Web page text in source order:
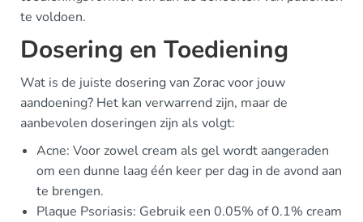
te voldoen.
Dosering en Toediening
Wat is de juiste dosering van Zorac voor jouw
aandoening? Het kan verwarrend zijn, maar de
aanbevolen doseringen zijn als volgt:
Acne: Voor zowel cream als gel wordt aangeraden
om een dunne laag één keer per dag in de avond aan
te brengen.
Plaque Psoriasis: Gebruik een 0.05% of 0.1% cream